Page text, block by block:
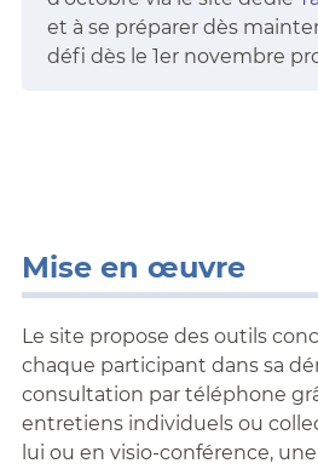
et à se préparer dès
défi dès le 1er novembre
Mise en œuvre
Le site propose des outils
chaque participant dans sa
consultation par téléphone
entretiens individuels ou
lui ou en visio-conférence,